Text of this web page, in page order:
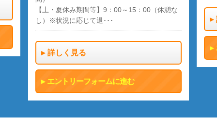
【土・夏休み期間等】9：00～15：00（休憩な
し）※状況に応じて退･･･
詳しく見る
エントリーフォームに進む